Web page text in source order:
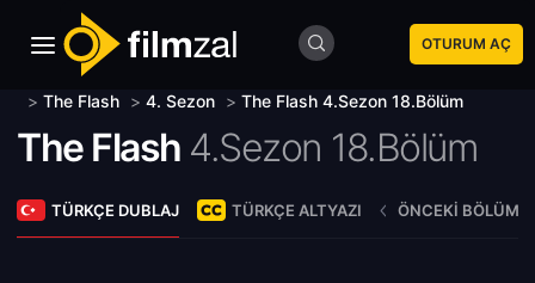
OTURUM AÇ
> The Flash > 4. Sezon > The Flash 4.Sezon 18.Bölüm
The Flash 4.Sezon 18.Bölüm
TÜRKÇE DUBLAJ TÜRKÇE ALTYAZI ÖNCEKI BÖLÜM